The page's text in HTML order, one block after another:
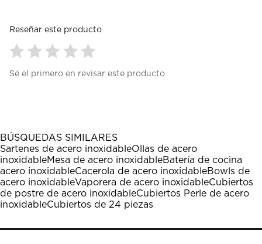
Reseñar este producto
para
1
estrella
Esta
acción
abrirá
el
formulario
de
para
estrellas.
Esta
acción
abrirá
el
formulario
de
para
estrellas.
Esta
acción
abrirá
el
formulario
de
para
estrellas.
Esta
acción
abrirá
el
formulario
de
para
estrellas.
Esta
acción
abrirá
el
formulario
de
Sé el primero en revisar este producto
BÚSQUEDAS SIMILARES
Sartenes de acero inoxidableOllas de acero
inoxidableMesa de acero inoxidableBatería de cocina
acero inoxidableCacerola de acero inoxidableBowls de
acero inoxidableVaporera de acero inoxidableCubiertos
de postre de acero inoxidableCubiertos Perle de acero
inoxidableCubiertos de 24 piezas